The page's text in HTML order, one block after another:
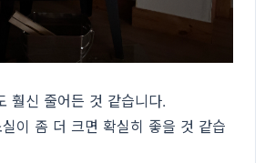
훨신 줄어든 것 같습니다.
이 좀 더 크면 확실히 좋을 것 같습